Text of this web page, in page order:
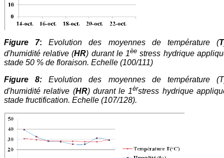
Figure 7:Evolution des moyennes de température (T
d'humidité relative (HR) durant le 1èe stress hydrique
stade 50 % de floraison. Echelle (100/111)
Figure 8:Evolution des moyennes de température
d'humidité relative (HR) durant le 1èrstress hydrique
stade fructification. Echelle (107/128).